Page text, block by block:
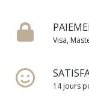
Visa,
14 jours